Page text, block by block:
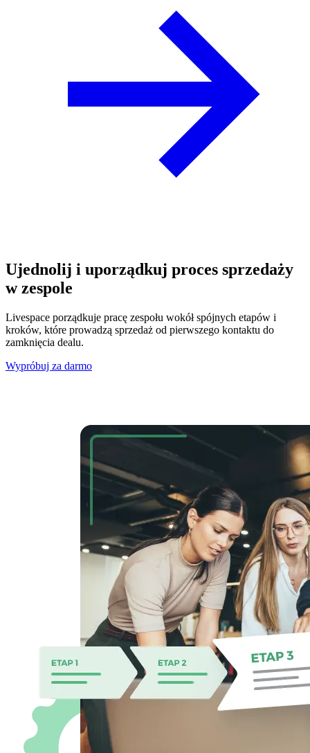
Ujednolij i uporządkuj proces sprzedaży
w zespole
Livespace porządkuje pracę zespołu wokół spójnych etapów i
kroków, które prowadzą sprzedaż od pierwszego kontaktu do
zamknięcia dealu.
Wypróbuj za darmo